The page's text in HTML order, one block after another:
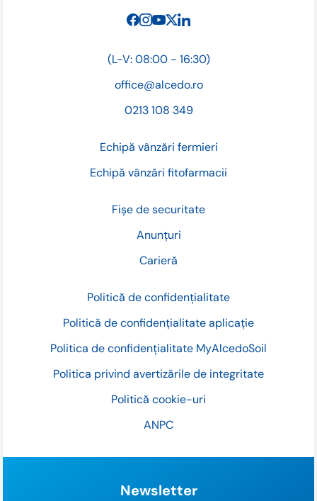
Fișe de securitate
Anunțuri
Carieră
Politică de confidențialitate
Politică de confidențialitate aplicație
Politica de confidențialitate MyAlcedoSoil
Politica privind avertizările de integritate
Politică cookie-uri
ANPC
(L-V: 08:00 - 16:30)
office@alcedo.ro
0213 108 349
Echipă vânzări fermieri
Echipă vânzări fitofarmacii
Newsletter